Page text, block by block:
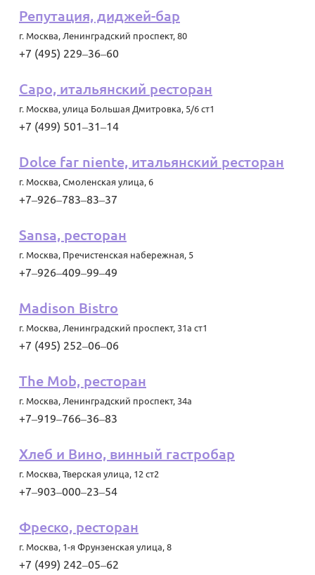
Репутация, диджей-бар
г. Москва, Ленинградский проспект, 80
+7 (495) 229‒36‒60
Capo, итальянский ресторан
г. Москва, улица Большая Дмитровка, 5/6 ст1
+7 (499) 501‒31‒14
Dolce far niente, итальянский ресторан
г. Москва, Смоленская улица, 6
+7‒926‒783‒83‒37
Sansa, ресторан
г. Москва, Пречистенская набережная, 5
+7‒926‒409‒99‒49
Madison Bistro
г. Москва, Ленинградский проспект, 31а ст1
+7 (495) 252‒06‒06
The Mob, ресторан
г. Москва, Ленинградский проспект, 34а
+7‒919‒766‒36‒83
Хлеб и Вино, винный гастробар
г. Москва, Тверская улица, 12 ст2
+7‒903‒000‒23‒54
Фреско, ресторан
г. Москва, 1-я Фрунзенская улица, 8
+7 (499) 242‒05‒62